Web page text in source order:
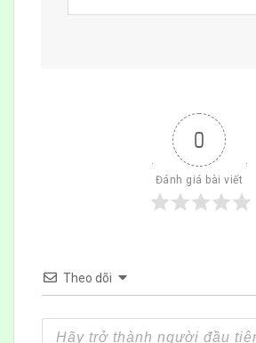
0
Đánh giá bài viết
Theo dõi